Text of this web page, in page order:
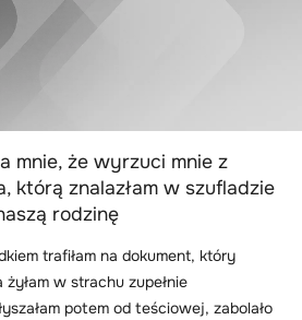
mnie, że wyrzuci mnie z
którą znalazłam w szufladzie
rodzinę
trafiłam na dokument, który
w strachu zupełnie
potem od teściowej, zabolało